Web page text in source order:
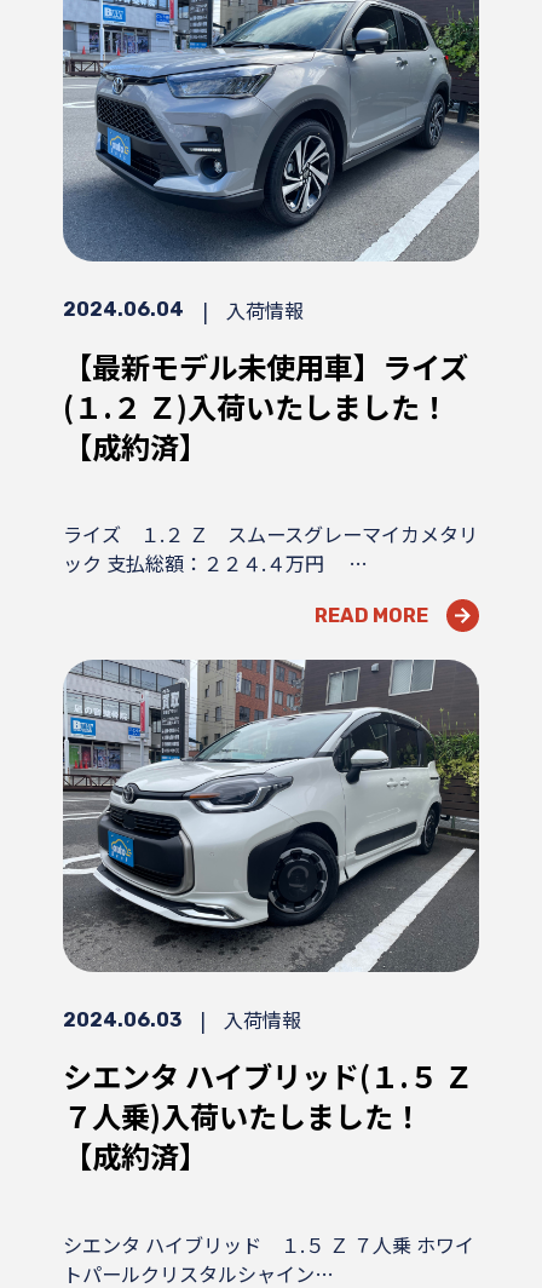
2024.06.04 | 入荷情報
【最新モデル未使用車】ライズ
(１.２ Ｚ)入荷いたしました！
【成約済】
ライズ １.２ Ｚ スムースグレーマイカメタリ
ック 支払総額：２２４.４万円 …
READ MORE
2024.06.03 | 入荷情報
シエンタ ハイブリッド(１.５ Ｚ
７人乗)入荷いたしました！
【成約済】
シエンタ ハイブリッド １.５ Ｚ ７人乗 ホワイ
トパールクリスタルシャイン…